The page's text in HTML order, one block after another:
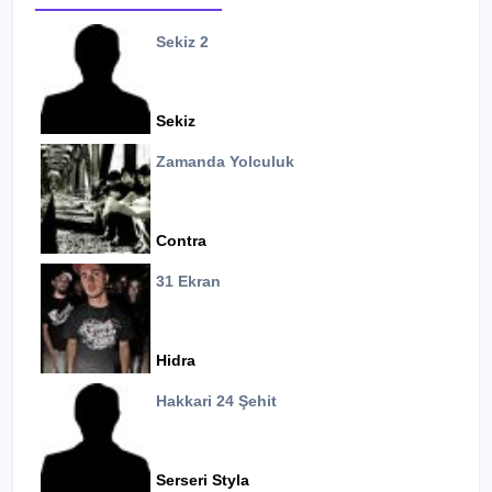
Sekiz 2
Sekiz
Zamanda Yolculuk
Contra
31 Ekran
Hidra
Hakkari 24 Şehit
Serseri Styla